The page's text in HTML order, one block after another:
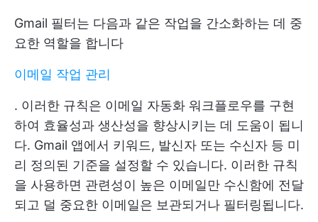
Gmail 필터는 다음과 같은 작업을 간소화하는 데 중
요한 역할을 합니다
이메일 작업 관리
. 이러한 규칙은 이메일 자동화 워크플로우를 구현
하여 효율성과 생산성을 향상시키는 데 도움이 됩니
다. Gmail 앱에서 키워드, 발신자 또는 수신자 등 미
리 정의된 기준을 설정할 수 있습니다. 이러한 규칙
을 사용하면 관련성이 높은 이메일만 수신함에 전달
되고 덜 중요한 이메일은 보관되거나 필터링됩니다.